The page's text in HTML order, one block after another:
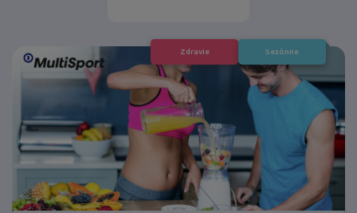
Zdravie Sezónne